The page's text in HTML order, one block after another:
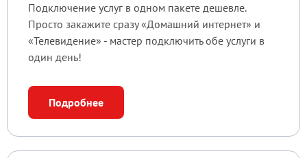
Подключение услуг в одном пакете дешевле.
Просто закажите сразу «Домашний интернет» и
«Телевидение» - мастер подключить обе услуги в
один день!
Подробнее